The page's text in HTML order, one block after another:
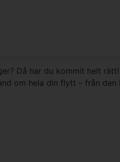
Då har du kommit helt rätt!
om hela din flytt – från den